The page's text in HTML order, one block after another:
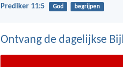
Prediker 11:5 God begrijpen
Ontvang de dagelijkse